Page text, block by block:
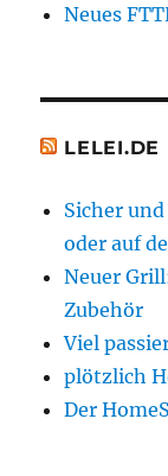
Neues
LELEI.DE
Sicher
oder auf
Neuer
Zubehör
Viel
plötzlich
Der